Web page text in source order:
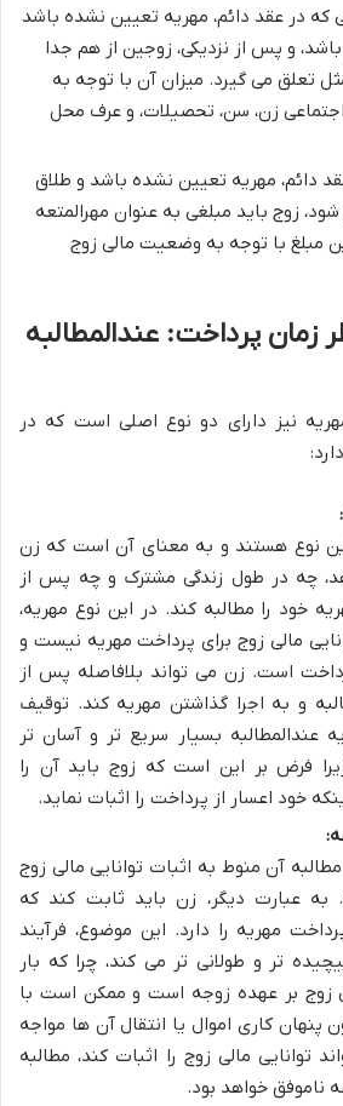
که در عقد دائم، مهریه تعیین نشده باشد
و پس از نزدیکی، زوجین از هم جدا
تعلق می گیرد. میزان آن با توجه به
زن، سن، تحصیلات، و عرف محل
دائم، مهریه تعیین نشده باشد و طلاق
شود، زوج باید مبلغی به عنوان مهرالمتعه
مبلغ با توجه به وضعیت مالی زوج
زمان پرداخت: عندالمطالبه
نیز دارای دو نوع اصلی است که در
این نوع هستند و به معنای آن است که زن
چه در طول زندگی مشترک و چه پس از
خود را مطالبه کند. در این نوع مهریه،
مالی زوج برای پرداخت مهریه نیست و
است. زن می تواند بلافاصله پس از
و به اجرا گذاشتن مهریه کند. توقیف
عندالمطالبه بسیار سریع تر و آسان تر
فرض بر این است که زوج باید آن را
خود اعسار از پرداخت را اثبات نماید.
آن منوط به اثبات توانایی مالی زوج
عبارت دیگر، زن باید ثابت کند که
مهریه را دارد. این موضوع، فرآیند
تر و طولانی تر می کند، چرا که بار
زوج بر عهده زوجه است و ممکن است با
کاری اموال یا انتقال آن ها مواجه
توانایی مالی زوج را اثبات کند، مطالبه
ناموفق خواهد بود.